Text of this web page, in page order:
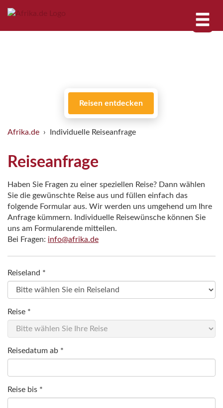
Reisen entdecken
Afrika.de Individuelle Reiseanfrage
Reiseanfrage
Haben Sie Fragen zu einer speziellen Reise? Dann wählen
Sie die gewünschte Reise aus und füllen einfach das
folgende Formular aus. Wir werden uns umgehend um Ihre
Anfrage kümmern. Individuelle Reisewünsche können Sie
uns am Formularende mitteilen.
Bei Fragen: info@afrika.de
Reiseland *
Reise *
Reisedatum ab *
Reise bis *